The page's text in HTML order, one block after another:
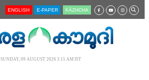
ENGLISH E-PAPER KĀZHCHA
SUNDAY, 09 AUGUST 2026 3.15 AM IST